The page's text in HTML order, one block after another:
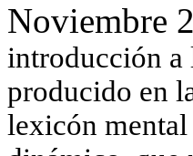
Noviembre
introducción a
producido en
lexicón mental